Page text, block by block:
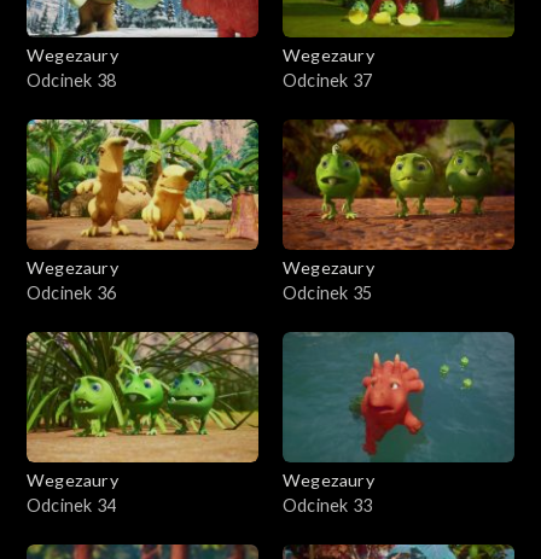
Wegezaury
Odcinek 38
Wegezaury
Odcinek 37
Wegezaury
Odcinek 36
Wegezaury
Odcinek 35
Wegezaury
Odcinek 34
Wegezaury
Odcinek 33